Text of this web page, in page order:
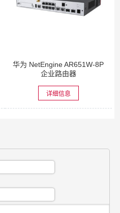
华为 NetEngine AR651W-8P
企业路由器
详细信息